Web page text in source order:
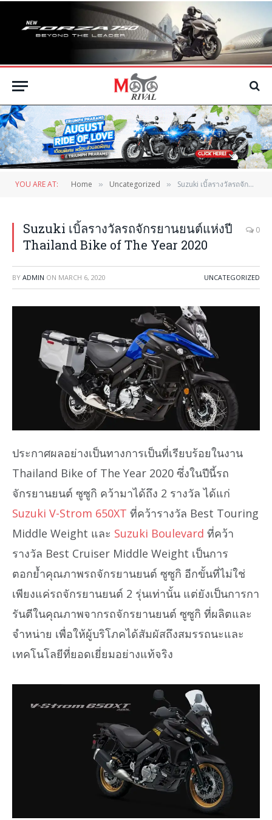
YOU ARE AT: Home » Uncategorized » Suzuki เบิ้ลรางวัลรถจักรยานยนต์แห่งปี Thailand Bike of The Year 2020
Suzuki เบิ้ลรางวัลรถจักรยานยนต์แห่งปี
Thailand Bike of The Year 2020
0
BY ADMIN ON MARCH 6, 2020 UNCATEGORIZED
ประกาศผลอย่างเป็นทางการเป็นที่เรียบร้อยในงาน
Thailand Bike of The Year 2020 ซึ่งในปีนี้รถ
จักรยานยนต์ ซูซูกิ คว้ามาได้ถึง 2 รางวัล ได้แก่
Suzuki V-Strom 650XT ที่คว้ารางวัล Best Touring
Middle Weight และ Suzuki Boulevard ที่คว้า
รางวัล Best Cruiser Middle Weight เป็นการ
ตอกย้ำคุณภาพรถจักรยานยนต์ ซูซูกิ อีกขั้นที่ไม่ใช่
เพียงแค่รถจักรยานยนต์ 2 รุ่นเท่านั้น แต่ยังเป็นการกา
รันตีในคุณภาพจากรถจักรยานยนต์ ซูซูกิ ที่ผลิตและ
จำหน่าย เพื่อให้ผู้บริโภคได้สัมผัสถึงสมรรถนะและ
เทคโนโลยีที่ยอดเยี่ยมอย่างแท้จริง